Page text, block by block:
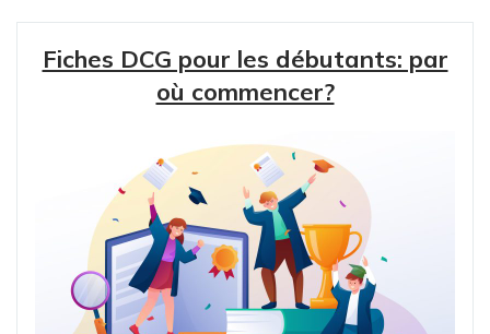
Fiches DCG pour les débutants: par
où commencer?